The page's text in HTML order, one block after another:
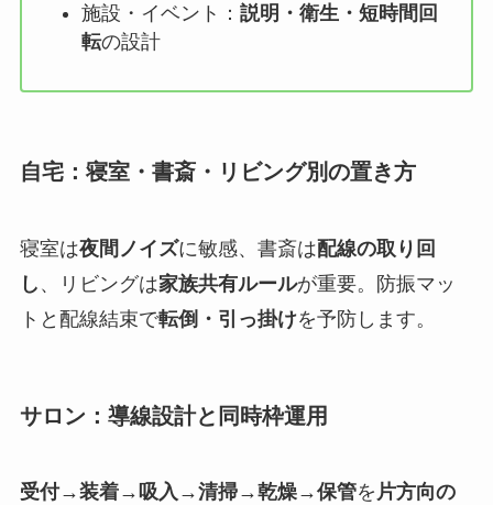
施設・イベント： 説明・衛生・短時間回
転の設計
自宅：寝室・書斎・リビング別の置き方
寝室は夜間ノイズに敏感、書斎は配線の取り回
し 、リビングは家族共有ルールが重要。防振マッ
トと配線結束で転倒・引っ掛けを予防します。
サロン：導線設計と同時枠運用
受付→装着→吸入→清掃→乾燥→保管を 片方向の